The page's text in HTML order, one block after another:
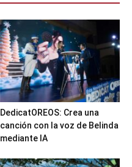
DedicatOREOS: Crea una
canción con la voz de Belinda
mediante IA